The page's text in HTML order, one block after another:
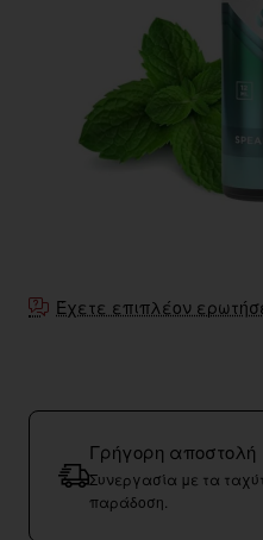
Έχετε επιπλέον
Γρήγορη αποστολή
Συνεργασία με τα
παράδοση.